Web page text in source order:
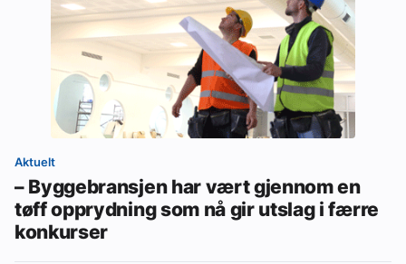
Aktuelt
– Byggebransjen har vært gjennom en
tøff opprydning som nå gir utslag i færre
konkurser